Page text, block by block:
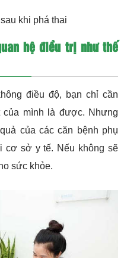
khi phá thai
hệ điều trị như thế
điều độ, bạn chỉ cần
của mình là được. Nhưng
của các căn bệnh phụ
cơ sở y tế. Nếu không sẽ
sức khỏe.